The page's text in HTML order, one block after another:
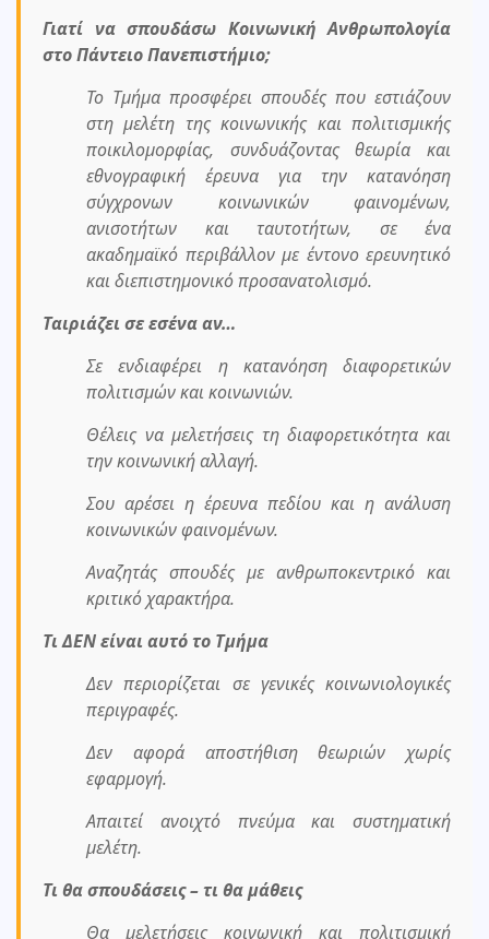
Γιατί να σπουδάσω Κοινωνική Ανθρωπολογία
στο Πάντειο Πανεπιστήμιο;
Το Τμήμα προσφέρει σπουδές που εστιάζουν
στη μελέτη της κοινωνικής και πολιτισμικής
ποικιλομορφίας, συνδυάζοντας θεωρία και
εθνογραφική έρευνα για την κατανόηση
σύγχρονων κοινωνικών φαινομένων,
ανισοτήτων και ταυτοτήτων, σε ένα
ακαδημαϊκό περιβάλλον με έντονο ερευνητικό
και διεπιστημονικό προσανατολισμό.
Ταιριάζει σε εσένα αν…
Σε ενδιαφέρει η κατανόηση διαφορετικών
πολιτισμών και κοινωνιών.
Θέλεις να μελετήσεις τη διαφορετικότητα και
την κοινωνική αλλαγή.
Σου αρέσει η έρευνα πεδίου και η ανάλυση
κοινωνικών φαινομένων.
Αναζητάς σπουδές με ανθρωποκεντρικό και
κριτικό χαρακτήρα.
Τι ΔΕΝ είναι αυτό το Τμήμα
Δεν περιορίζεται σε γενικές κοινωνιολογικές
περιγραφές.
Δεν αφορά αποστήθιση θεωριών χωρίς
εφαρμογή.
Απαιτεί ανοιχτό πνεύμα και συστηματική
μελέτη.
Τι θα σπουδάσεις – τι θα μάθεις
Θα μελετήσεις κοινωνική και πολιτισμική